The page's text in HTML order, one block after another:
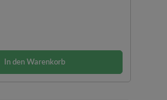
In den Warenkorb